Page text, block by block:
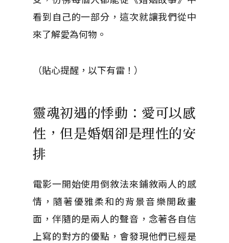
看到自己的一部分，這次就讓我們從中
來了解愛為何物。
（貼心提醒，以下有雷！）
靈魂初遇的悸動：愛可以感
性，但是婚姻卻是理性的安
排
電影一開始使用倒敘法來鋪敘兩人的感
情，隨著優雅柔和的背景音樂開啟畫
面，伴隨的是兩人的聲音，念著各自信
上寫的對方的優點，會發現他們已經是